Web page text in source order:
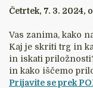
Četrtek, 7. 3. 2024,
Vas zanima, kako
Kaj je skriti trg in
in iskati
in kako iščemo
Prijavite se prek